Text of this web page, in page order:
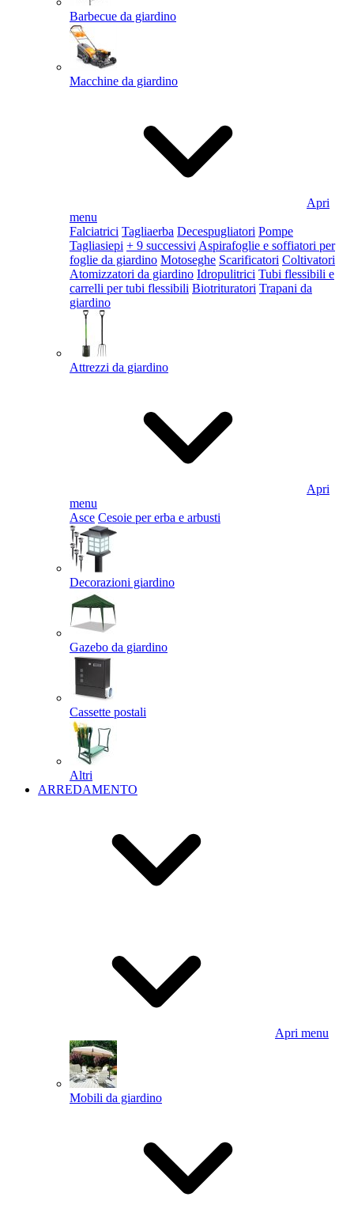
Barbecue da giardino
Macchine da giardino
Apri
menu
Falciatrici Tagliaerba Decespugliatori Pompe
Tagliasiepi + 9 successivi Aspirafoglie e soffiatori per
foglie da giardino Motoseghe Scarificatori Coltivatori
Atomizzatori da giardino Idropulitrici Tubi flessibili e
carrelli per tubi flessibili Biotrituratori Trapani da
giardino
Attrezzi da giardino
Apri
menu
Asce Cesoie per erba e arbusti
Decorazioni giardino
Gazebo da giardino
Cassette postali
Altri
ARREDAMENTO
Apri menu
Mobili da giardino